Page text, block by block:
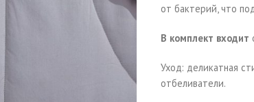
от бактерий, что
В комплект входит
Уход: деликатная
отбеливатели.